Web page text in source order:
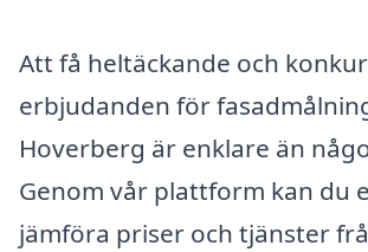
Att få heltäckande och
erbjudanden för
Hoverberg är enklare än
Genom vår plattform kan du
jämföra priser och tjänster